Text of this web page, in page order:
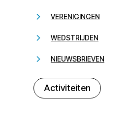
VERENIGINGEN
WEDSTRIJDEN
NIEUWSBRIEVEN
Activiteiten
232323